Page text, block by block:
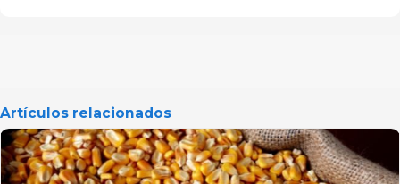
Artículos relacionados